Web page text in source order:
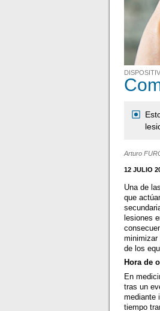
Arturo
12 JULIO
Una de
que
lesiones
de los
Hora de
En
tras un
mediante
tiempo